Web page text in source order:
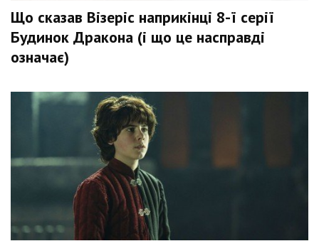
Що сказав Візеріс наприкінці 8-ї серії
Будинок Дракона (і що це насправді
означає)